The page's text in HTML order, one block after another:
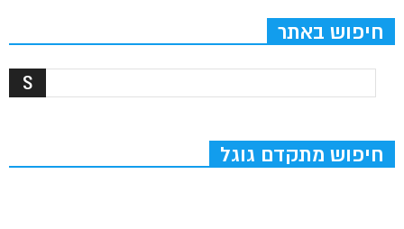
חיפוש באתר
חיפוש מתקדם גוגל